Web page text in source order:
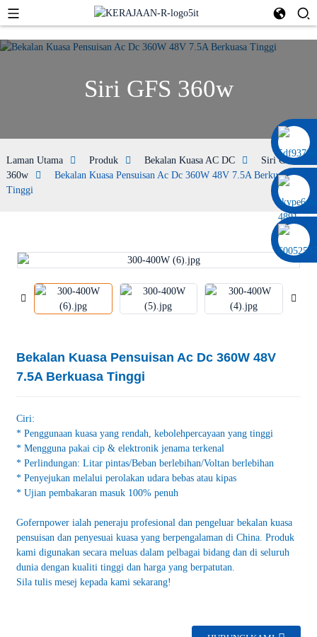
0086 13322920697
Siri GFS 360w
Laman Utama Produk Bekalan Kuasa AC DC
Siri GFS
360w
Bekalan Kuasa Pensuisan Ac Dc 360W 48V 7.5A Berkuasa
Tinggi
Bekalan Kuasa Pensuisan Ac Dc 360W 48V
7.5A Berkuasa Tinggi
Ciri:
* Penggunaan kuasa yang rendah, kebolehpercayaan yang tinggi
* Mengguna pakai cip & elektronik jenama terkenal
* Perlindungan: Litar pintas/Beban berlebihan/Voltan berlebihan
* Penyejukan melalui perolakan udara bebas atau kipas
* Ujian pembakaran masuk 100% penuh
Gofernpower ialah peneraju profesional dan pengeluar bekalan kuasa
pensuisan dan penyesuai kuasa yang berpengalaman di China. Produk
kami digunakan secara meluas dalam pelbagai bidang dan di seluruh
dunia dengan kualiti tinggi dan harga yang berpatutan.
Sila tulis mesej kepada kami sekarang!